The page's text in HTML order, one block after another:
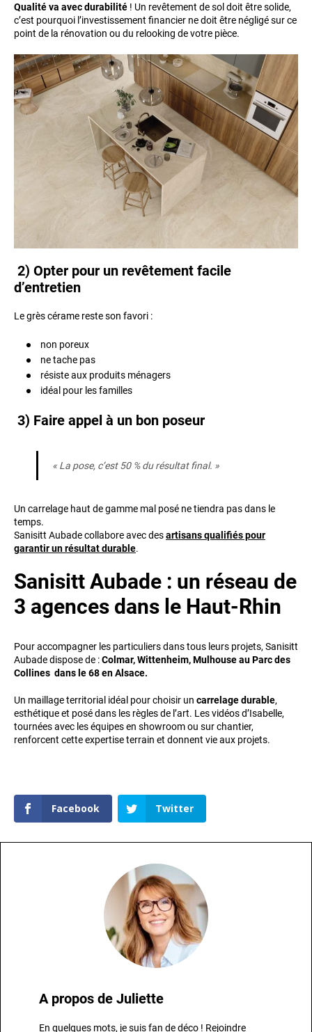
Qualité va avec durabilité ! Un revêtement de sol doit être solide,
c’est pourquoi l’investissement financier ne doit être négligé sur ce
point de la rénovation ou du relooking de votre pièce.
2) Opter pour un revêtement facile
d’entretien
Le grès cérame reste son favori :
non poreux
ne tache pas
résiste aux produits ménagers
idéal pour les familles
3) Faire appel à un bon poseur
« La pose, c’est 50 % du résultat final. »
Un carrelage haut de gamme mal posé ne tiendra pas dans le
temps.
Sanisitt Aubade collabore avec desartisans qualifiés pour
garantir un résultat durable.
Sanisitt Aubade : un réseau de
3 agences dans le Haut-Rhin
Pour accompagner les particuliers dans tous leurs projets, Sanisitt
Aubade dispose de :Colmar,Wittenheim,Mulhouse au Parc des
Collines dans le 68 en Alsace.
Un maillage territorial idéal pour choisir un carrelage durable,
esthétique et posé dans les règles de l’art. Les vidéos d’Isabelle,
tournées avec les équipes en showroom ou sur chantier,
renforcent cette expertise terrain et donnent vie aux projets.
Facebook Twitter
A propos de Juliette
En quelques mots, je suis fan de déco ! Rejoindre